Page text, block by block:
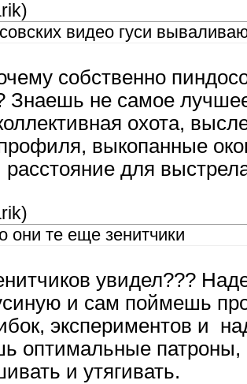
)
видео гуси
собственно
Знаешь не самое
охота,
выкопанные
расстояние для
)
они те еще зенитчики
увидел???
и сам поймешь
экспериментов и
оптимальные
и утягивать.